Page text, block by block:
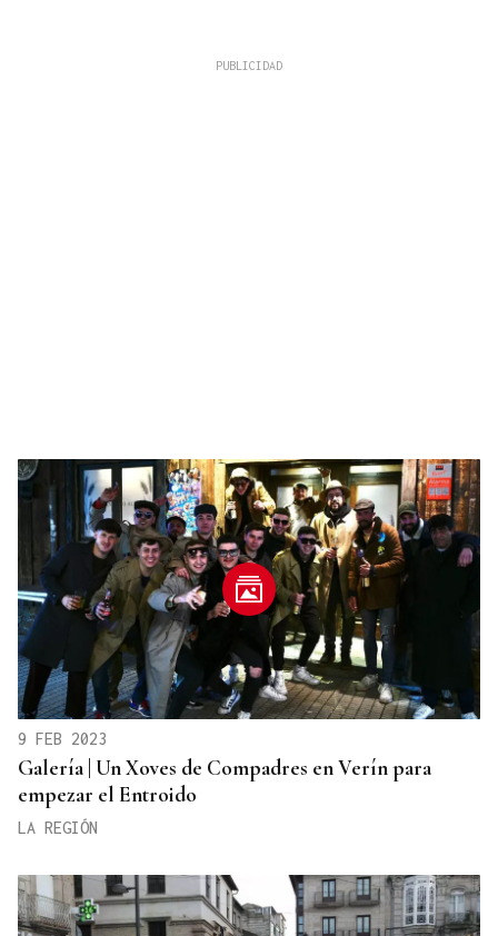
9 FEB 2023
Galería | Un Xoves de Compadres en Verín para
empezar el Entroido
LA REGIÓN